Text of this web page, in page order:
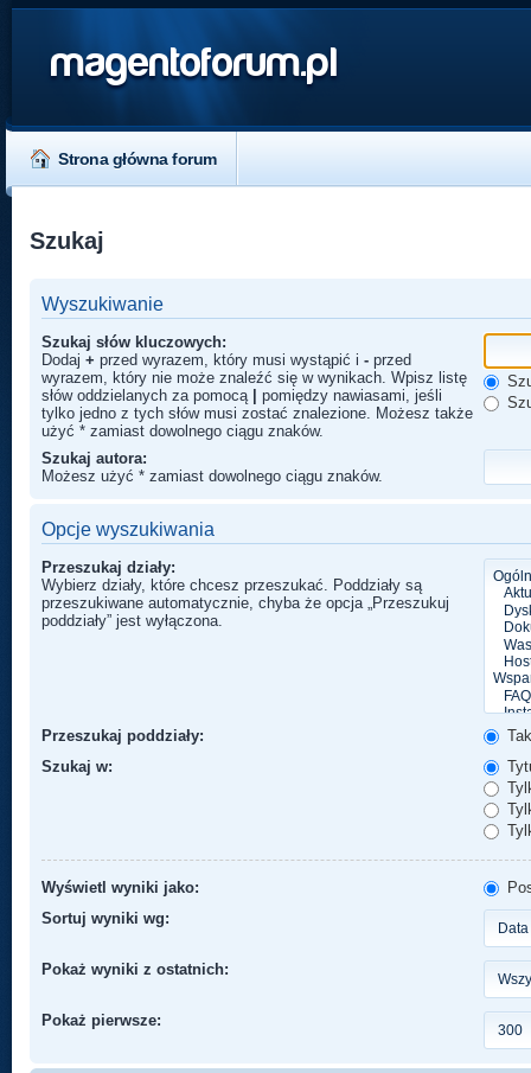
magentoforum.pl
Strona główna forum
Szukaj
Wyszukiwanie
Szukaj słów kluczowych:
Dodaj + przed wyrazem, który musi wystąpić i - przed
wyrazem, który nie może znaleźć się w wynikach. Wpisz listę
słów oddzielanych za pomocą
pomiędzy nawiasami, jeśli
tylko jedno z tych słów musi zostać znalezione. Możesz także
użyć * zamiast dowolnego ciągu znaków.
Szukaj autora:
Możesz użyć * zamiast dowolnego ciągu znaków.
Opcje wyszukiwania
Przeszukaj działy:
Wybierz działy, które chcesz przeszukać. Poddziały są
przeszukiwane automatycznie, chyba że opcja „Przeszukuj
poddziały” jest wyłączona.
Przeszukaj poddziały:
Szukaj w:
Wyświetl wyniki jako:
Sortuj wyniki wg:
Pokaż wyniki z ostatnich:
Pokaż pierwsze: